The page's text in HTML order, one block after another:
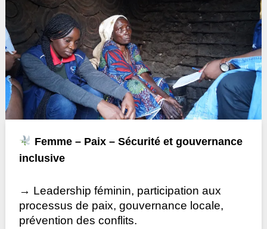
Femme – Paix – Sécurité et gouvernance
inclusive
→ Leadership féminin, participation aux
processus de paix, gouvernance locale,
prévention des conflits.